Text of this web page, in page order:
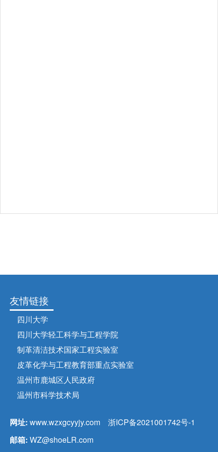
友情链接
四川大学
四川大学轻工科学与工程学院
制革清洁技术国家工程实验室
皮革化学与工程教育部重点实验室
温州市鹿城区人民政府
温州市科学技术局
网址: www.wzxgcyyjy.com
浙ICP备2021001742号-1
邮箱: WZ@shoeLR.com